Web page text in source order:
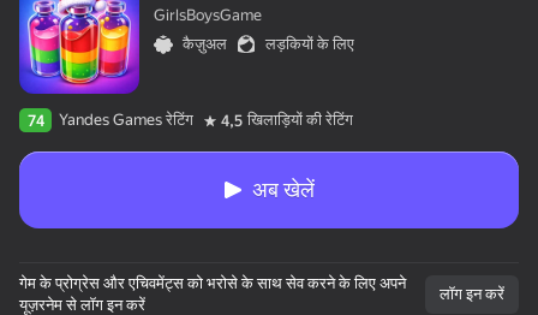
GirlsBoysGame
कैज़ुअल
लड़कियों के लिए
74 Yandes Games रेटिंग 4,5 खिलाड़ियों की रेटिंग
अब खेलें
गेम के प्रोग्रेस और एचिवमेंट्स को भरोसे के साथ सेव करने के लिए अपने
यूज़रनेम से लॉग इन करें
लॉग इन करें